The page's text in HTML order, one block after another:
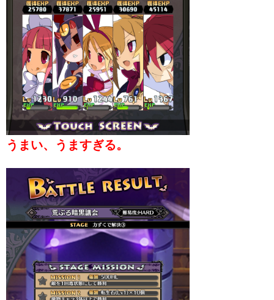
うまい、うますぎる。